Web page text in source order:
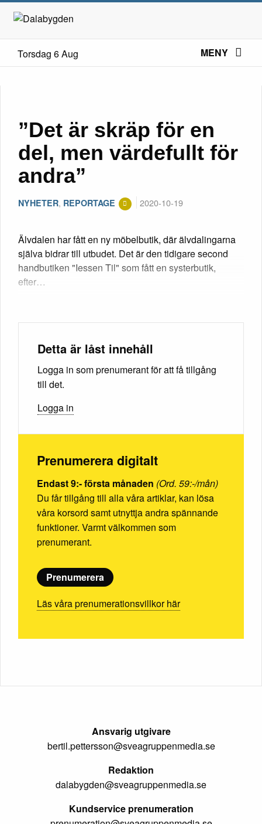
Torsdag 6 Aug MENY
”Det är skräp för en
del, men värdefullt för
andra”
NYHETER, REPORTAGE 2020-10-19
Älvdalen har fått en ny möbelbutik, där älvdalingarna
själva bidrar till utbudet. Det är den tidigare second
handbutiken "Iessen Til" som fått en systerbutik,
efter…
Detta är låst innehåll
Logga in som prenumerant för att få tillgång
till det.
Logga in
Prenumerera digitalt
Endast 9:- första månaden (Ord. 59:-/mån)
Du får tillgång till alla våra artiklar, kan lösa
våra korsord samt utnyttja andra spännande
funktioner. Varmt välkommen som
prenumerant.
Prenumerera
Läs våra prenumerationsvillkor här
Ansvarig utgivare
bertil.pettersson@sveagruppenmedia.se
Redaktion
dalabygden@sveagruppenmedia.se
Kundservice prenumeration